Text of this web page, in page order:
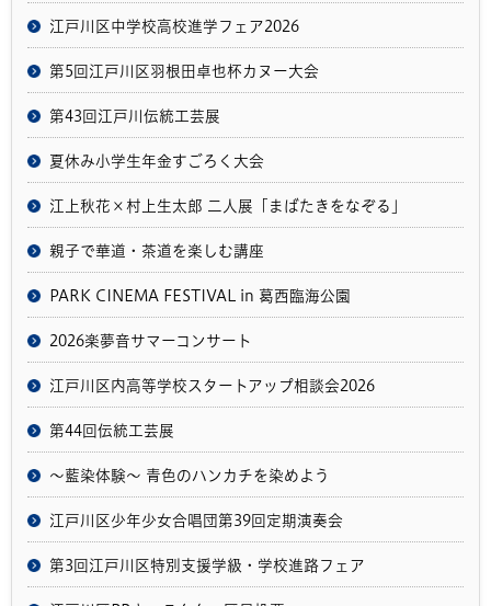
江戸川区中学校高校進学フェア2026
第5回江戸川区羽根田卓也杯カヌー大会
第43回江戸川伝統工芸展
夏休み小学生年金すごろく大会
江上秋花×村上生太郎 二人展「まばたきをなぞる」
親子で華道・茶道を楽しむ講座
PARK CINEMA FESTIVAL in 葛西臨海公園
2026楽夢音サマーコンサート
江戸川区内高等学校スタートアップ相談会2026
第44回伝統工芸展
～藍染体験～ 青色のハンカチを染めよう
江戸川区少年少女合唱団第39回定期演奏会
第3回江戸川区特別支援学級・学校進路フェア